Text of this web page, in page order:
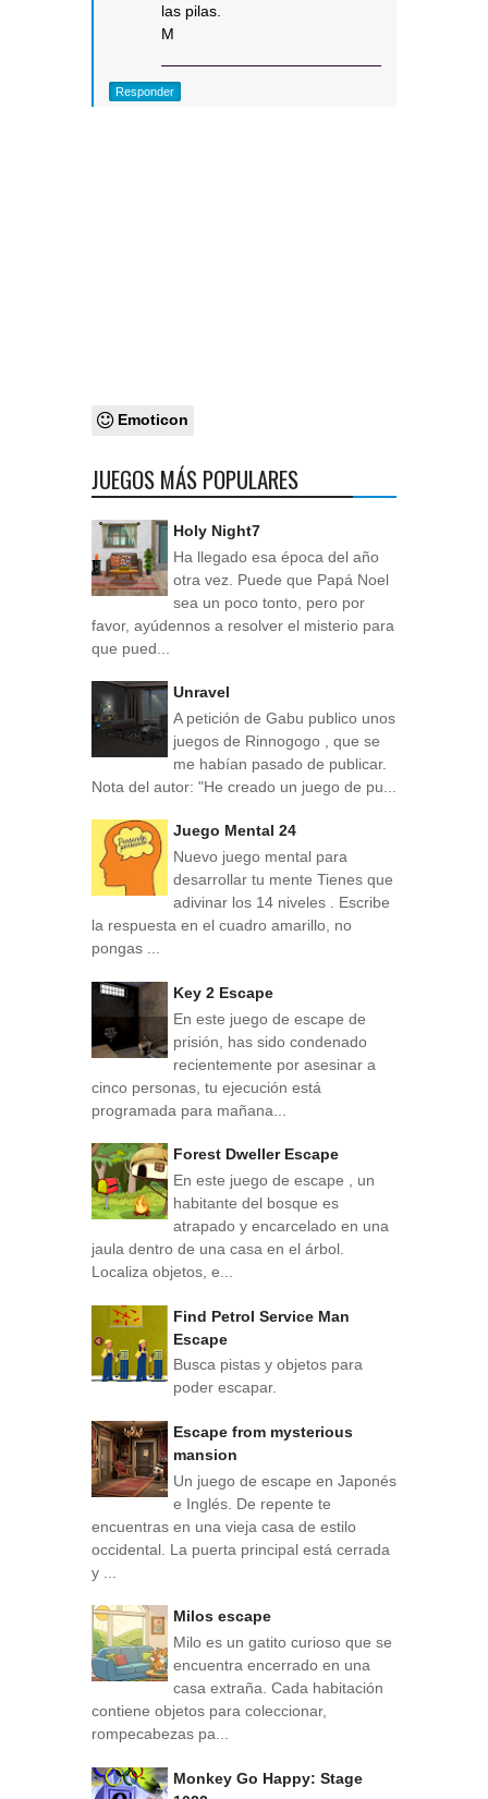
las pilas.
M
Responder
Emoticon
JUEGOS MÁS POPULARES
Holy Night7
Ha llegado esa época del año
otra vez. Puede que Papá Noel
sea un poco tonto, pero por
favor, ayúdennos a resolver el misterio para
que pued...
Unravel
A petición de Gabu publico unos
juegos de Rinnogogo , que se
me habían pasado de publicar.
Nota del autor: "He creado un juego de pu...
Juego Mental 24
Nuevo juego mental para
desarrollar tu mente Tienes que
adivinar los 14 niveles . Escribe
la respuesta en el cuadro amarillo, no
pongas ...
Key 2 Escape
En este juego de escape de
prisión, has sido condenado
recientemente por asesinar a
cinco personas, tu ejecución está
programada para mañana...
Forest Dweller Escape
En este juego de escape , un
habitante del bosque es
atrapado y encarcelado en una
jaula dentro de una casa en el árbol.
Localiza objetos, e...
Find Petrol Service Man
Escape
Busca pistas y objetos para
poder escapar.
Escape from mysterious
mansion
Un juego de escape en Japonés
e Inglés. De repente te
encuentras en una vieja casa de estilo
occidental. La puerta principal está cerrada
y ...
Milos escape
Milo es un gatito curioso que se
encuentra encerrado en una
casa extraña. Cada habitación
contiene objetos para coleccionar,
rompecabezas pa...
Monkey Go Happy: Stage